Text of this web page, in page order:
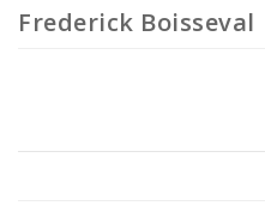
Frederick Boisseval